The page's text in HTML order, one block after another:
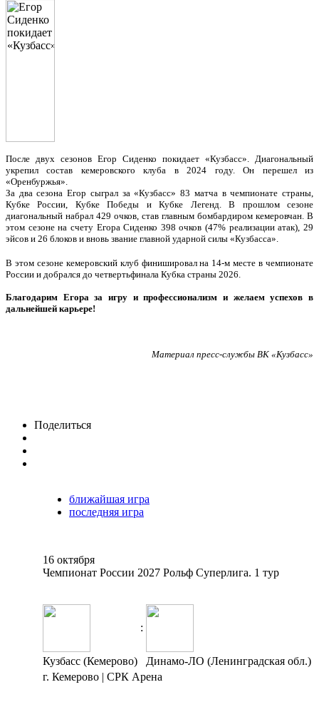
После двух сезонов Егор Сиденко покидает «Кузбасс». Диагональный
укрепил состав кемеровского клуба в 2024 году. Он перешел из
«Оренбуржья».
За два сезона Егор сыграл за «Кузбасс» 83 матча в чемпионате страны,
Кубке России, Кубке Победы и Кубке Легенд. В прошлом сезоне
диагональный набрал 429 очков, став главным бомбардиром кемеровчан. В
этом сезоне на счету Егора Сиденко 398 очков (47% реализации атак), 29
эйсов и 26 блоков и вновь звание главной ударной силы «Кузбасса».
В этом сезоне кемеровский клуб финишировал на 14-м месте в чемпионате
России и добрался до четвертьфинала Кубка страны 2026.
Благодарим Егора за игру и профессионализм и желаем успехов в
дальнейшей карьере!
Материал пресс-службы ВК «Кузбасс»
Поделиться
ближайшая игра
последняя игра
16 октября
Чемпионат России 2027 Рольф Суперлига. 1 тур
:
Кузбасс (Кемерово)
Динамо-ЛО (Ленинградская обл.)
г. Кемерово | СРК Арена